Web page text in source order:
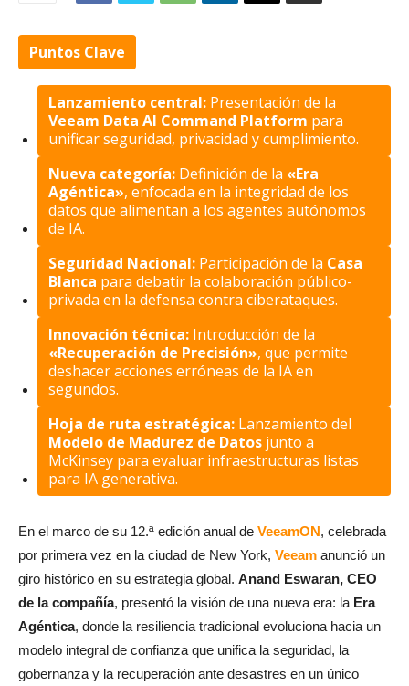
Puntos Clave
Lanzamiento central: Presentación de la
Veeam Data AI Command Platform para
unificar seguridad, privacidad y cumplimiento.
Nueva categoría: Definición de la «Era
Agéntica», enfocada en la integridad de los
datos que alimentan a los agentes autónomos
de IA.
Seguridad Nacional: Participación de la Casa
Blanca para debatir la colaboración público-
privada en la defensa contra ciberataques.
Innovación técnica: Introducción de la
«Recuperación de Precisión», que permite
deshacer acciones erróneas de la IA en
segundos.
Hoja de ruta estratégica: Lanzamiento del
Modelo de Madurez de Datos junto a
McKinsey para evaluar infraestructuras listas
para IA generativa.
En el marco de su 12.ª edición anual de VeeamON, celebrada
por primera vez en la ciudad de New York, Veeam anunció un
giro histórico en su estrategia global. Anand Eswaran, CEO
de la compañía, presentó la visión de una nueva era: la Era
Agéntica, donde la resiliencia tradicional evoluciona hacia un
modelo integral de confianza que unifica la seguridad, la
gobernanza y la recuperación ante desastres en un único